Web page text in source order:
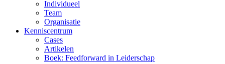
Individueel
Team
Organisatie
Kenniscentrum
Cases
Artikelen
Boek: Feedforward in Leiderschap